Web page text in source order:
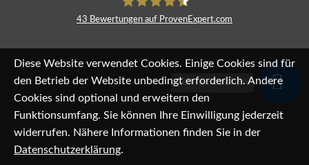
Termin buchen
43 Bewertungen auf ProvenExpert.com
Diese Website verwendet Cookies. Einige Cookies sind für
den Betrieb der Website unbedingt erforderlich. Andere
Cookies sind optional und erweitern den
Funktionsumfang. Sie können Ihre Einwilligung jederzeit
widerrufen. Nähere Informationen finden Sie in der
Datenschutzerklärung.